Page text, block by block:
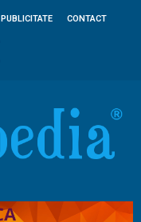
PUBLICITATE CONTACT